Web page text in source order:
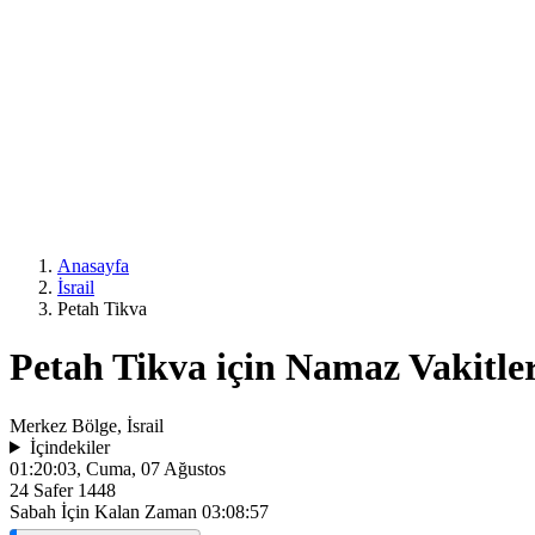
Anasayfa
İsrail
Petah Tikva
Petah Tikva için Namaz
Merkez Bölge, İsrail
İçindekiler
01:20:03, Cuma, 07 Ağustos
24 Safer 1448
Sabah İçin Kalan Zaman 03:08:57